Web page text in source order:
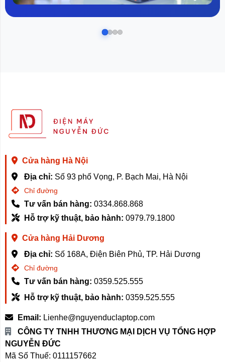
Cửa hàng Hà Nội
Địa chỉ: Số 93 phố Vọng, P. Bạch Mai, Hà Nội
Chỉ đường
Tư vấn bán hàng: 0334.868.868
Hỗ trợ kỹ thuật, bảo hành: 0979.79.1800
Cửa hàng Hải Dương
Địa chỉ: Số 168A, Điện Biên Phủ, TP. Hải Dương
Chỉ đường
Tư vấn bán hàng: 0359.525.555
Hỗ trợ kỹ thuật, bảo hành: 0359.525.555
Email: Lienhe@nguyenduclaptop.com
CÔNG TY TNHH THƯƠNG MẠI DỊCH VỤ TỔNG HỢP
NGUYỄN ĐỨC
Mã Số Thuế: 0111157662